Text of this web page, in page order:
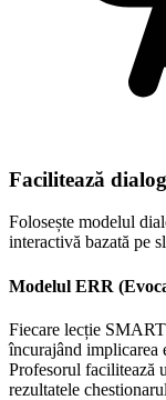
Facilitează
Folosește modelul
interactivă bazată pe
Modelul ERR
Fiecare lecție
încurajând implicarea
Profesorul facilitează
rezultatele